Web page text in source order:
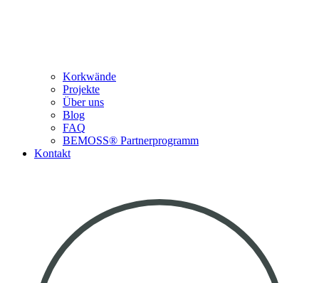
Korkwände
Projekte
Über uns
Blog
FAQ
BEMOSS® Partnerprogramm​
Kontakt